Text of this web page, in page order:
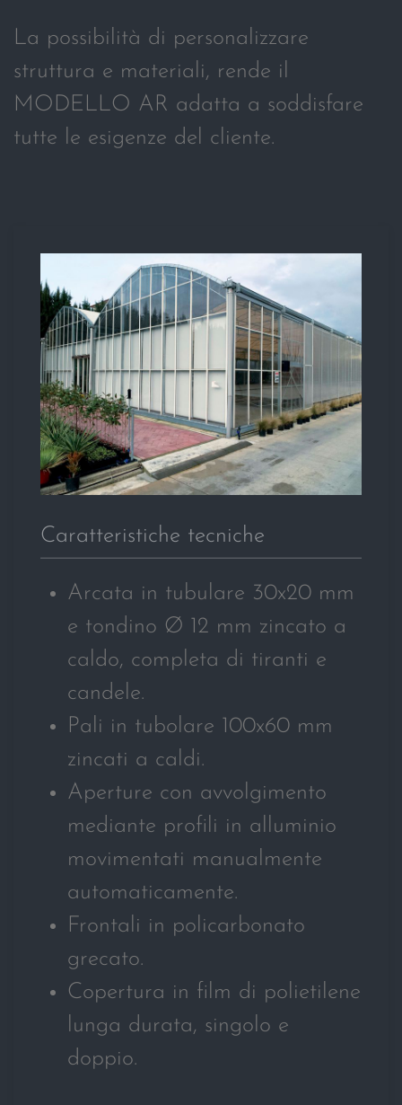
La possibilità di personalizzare
struttura e materiali, rende il
MODELLO AR adatta a soddisfare
tutte le esigenze del cliente.
Caratteristiche tecniche
Arcata in tubulare 30x20 mm
e tondino Ø 12 mm zincato a
caldo, completa di tiranti e
candele.
Pali in tubolare 100x60 mm
zincati a caldi.
Aperture con avvolgimento
mediante profili in alluminio
movimentati manualmente
automaticamente.
Frontali in policarbonato
grecato.
Copertura in film di polietilene
lunga durata, singolo e
doppio.